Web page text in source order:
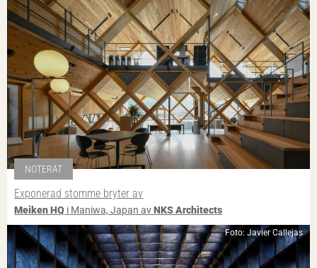
NOTERAT
Exponerad stomme bryter av
Meiken HQ i Maniwa, Japan avNKS Architects
Foto: Javier Callejas